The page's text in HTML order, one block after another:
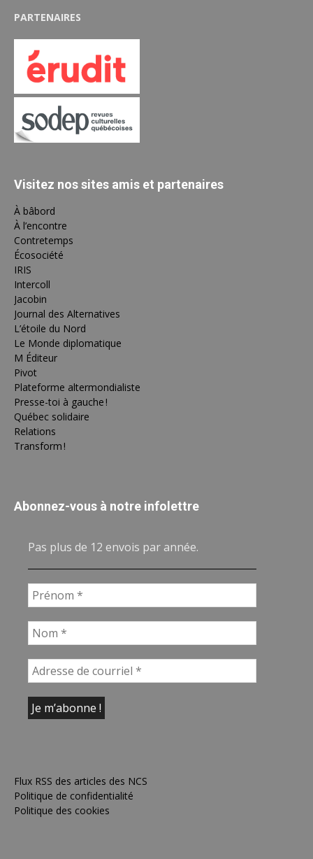
PARTENAIRES
Visitez nos sites amis et partenaires
À bâbord
À l’encontre
Contretemps
Écosociété
IRIS
Intercoll
Jacobin
Journal des Alternatives
L’étoile du Nord
Le Monde diplomatique
M Éditeur
Pivot
Plateforme altermondialiste
Presse-toi à gauche !
Québec solidaire
Relations
Transform !
Abonnez-vous à notre infolettre
Pas plus de 12 envois par année.
Flux RSS des articles des NCS
Politique de confidentialité
Politique des cookies